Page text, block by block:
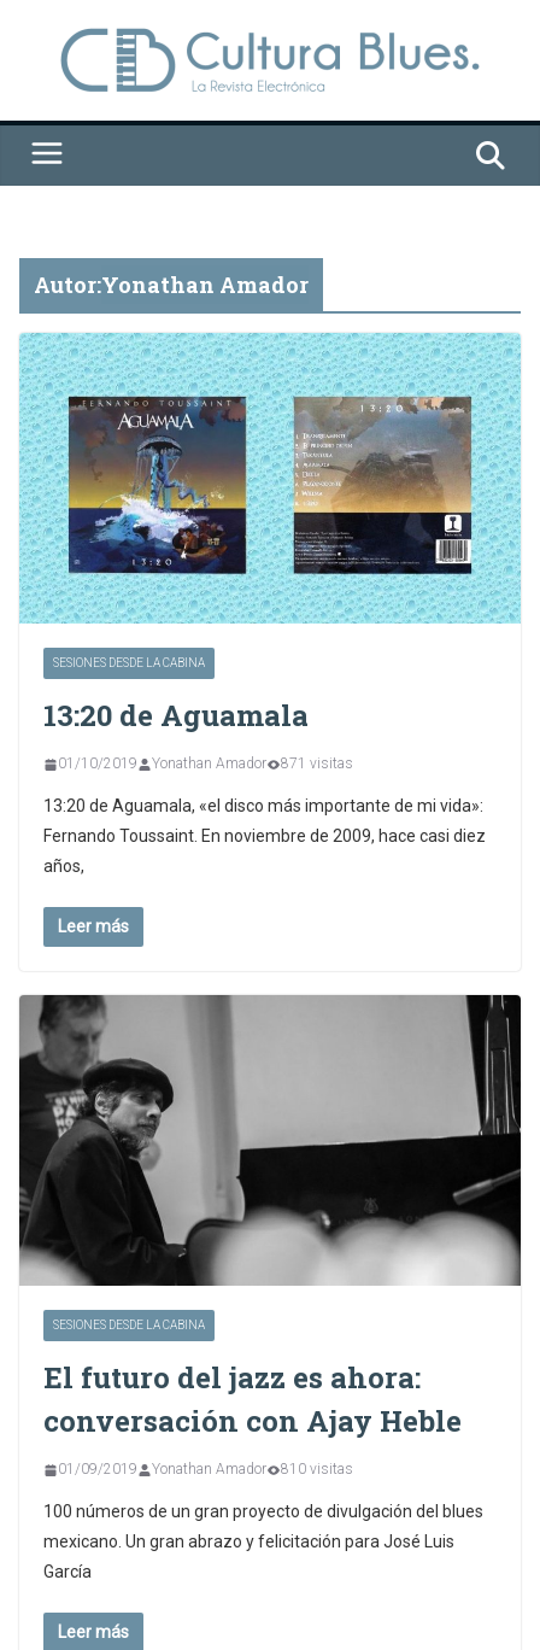
contenido
Autor:Yonathan Amador
SESIONES DESDE LA CABINA
13:20 de Aguamala
01/10/2019 Yonathan Amador 871 visitas
13:20 de Aguamala, «el disco más importante de mi vida»:
Fernando Toussaint. En noviembre de 2009, hace casi diez
años,
Leer más
SESIONES DESDE LA CABINA
El futuro del jazz es ahora:
conversación con Ajay Heble
01/09/2019 Yonathan Amador 810 visitas
100 números de un gran proyecto de divulgación del blues
mexicano. Un gran abrazo y felicitación para José Luis
García
Leer más